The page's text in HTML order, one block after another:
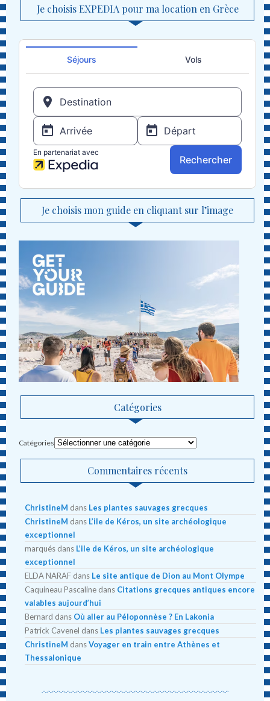
Je choisis EXPEDIA pour ma location en Grèce
Je choisis mon guide en cliquant sur l’image
Catégories
Catégories
Commentaires récents
ChristineM dans Les plantes sauvages grecques
ChristineM dans L’ile de Kéros, un site archéologique
exceptionnel
marqués dans L’ile de Kéros, un site archéologique
exceptionnel
ELDA NARAF dans Le site antique de Dion au Mont Olympe
Caquineau Pascaline dans Citations grecques antiques encore
valables aujourd’hui
Bernard dans Où aller au Péloponnèse ? En Lakonia
Patrick Cavenel dans Les plantes sauvages grecques
ChristineM dansVoyager en train entre Athènes et
Thessalonique